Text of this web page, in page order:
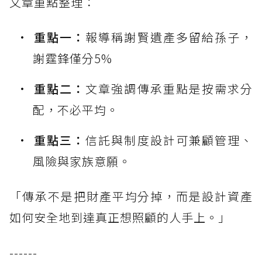
重點一： 報導稱謝賢遺產多留給孫子，
謝霆鋒僅分5%
重點二： 文章強調傳承重點是按需求分
配，不必平均。
重點三：信託與制度設計可兼顧管理、
風險與家族意願。
「傳承不是把財產平均分掉，而是設計資產
如何安全地到達真正想照顧的人手上。」
------